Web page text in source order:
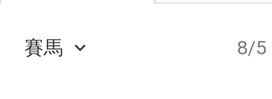
賽馬 keyboard_arrow_down 8/5